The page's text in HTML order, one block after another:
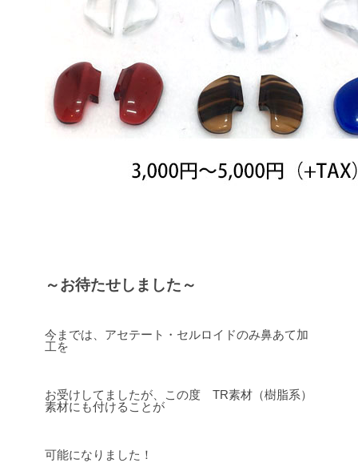
～お待たせしました～
今までは、アセテート・セルロイドのみ鼻あて加
工を
お受けしてましたが、この度 TR素材（樹脂系）
素材にも付けることが
可能になりました！